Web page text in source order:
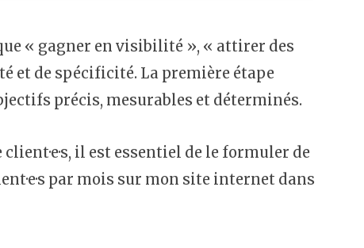
« gagner en visibilité », « attirer des
et de spécificité. La première étape
précis, mesurables et déterminés.
il est essentiel de le formuler de
par mois sur mon site internet dans